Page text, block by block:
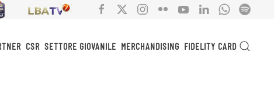
CSR SETTORE GIOVANILE MERCHANDISING FIDELITY CARD